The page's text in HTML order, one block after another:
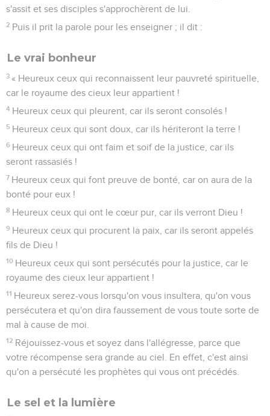
s'assit et ses disciples s'approchèrent de lui.
2 Puis il prit la parole pour les enseigner ; il dit :
Le vrai bonheur
3 « Heureux ceux qui reconnaissent leur pauvreté spirituelle,
car le royaume des cieux leur appartient !
4 Heureux ceux qui pleurent, car ils seront consolés !
5 Heureux ceux qui sont doux, car ils hériteront la terre !
6 Heureux ceux qui ont faim et soif de la justice, car ils
seront rassasiés !
7 Heureux ceux qui font preuve de bonté, car on aura de la
bonté pour eux !
8 Heureux ceux qui ont le cœur pur, car ils verront Dieu !
9 Heureux ceux qui procurent la paix, car ils seront appelés
fils de Dieu !
10 Heureux ceux qui sont persécutés pour la justice, car le
royaume des cieux leur appartient !
11 Heureux serez-vous lorsqu'on vous insultera, qu'on vous
persécutera et qu'on dira faussement de vous toute sorte de
mal à cause de moi.
12 Réjouissez-vous et soyez dans l'allégresse, parce que
votre récompense sera grande au ciel. En effet, c'est ainsi
qu'on a persécuté les prophètes qui vous ont précédés.
Le sel et la lumière